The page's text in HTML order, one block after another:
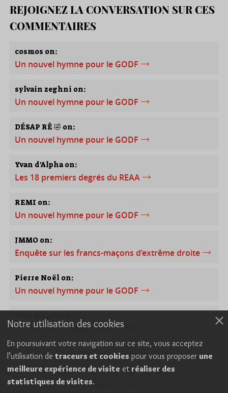
REJOIGNEZ LA CONVERSATION SUR CES
COMMENTAIRES
cosmos on:
Un nouvel hymne pour le GODF
sylvain zeghni on:
Un nouvel hymne pour le GODF
DÉSAP RÊ 🤣 on:
Un nouvel hymne pour le GODF
Yvan d'Alpha on:
Les 18 premiers degrés du REAA
REMI on:
Un nouvel hymne pour le GODF
JMMO on:
Enquête sur les francs-maçons d’extrême droite
Pierre Noël on:
Un nouvel hymne pour le GODF
Un nouvel hymne pour le GODF
Cookies
Politique de confidentialité
Consentement explicite
Notre utilisation des cookies
En poursuivant votre navigation sur ce site, vous acceptez
l’utilisation de traceurs et cookies pour vous proposer une
meilleure expérience de visite et réaliser des
statistiques de visites.